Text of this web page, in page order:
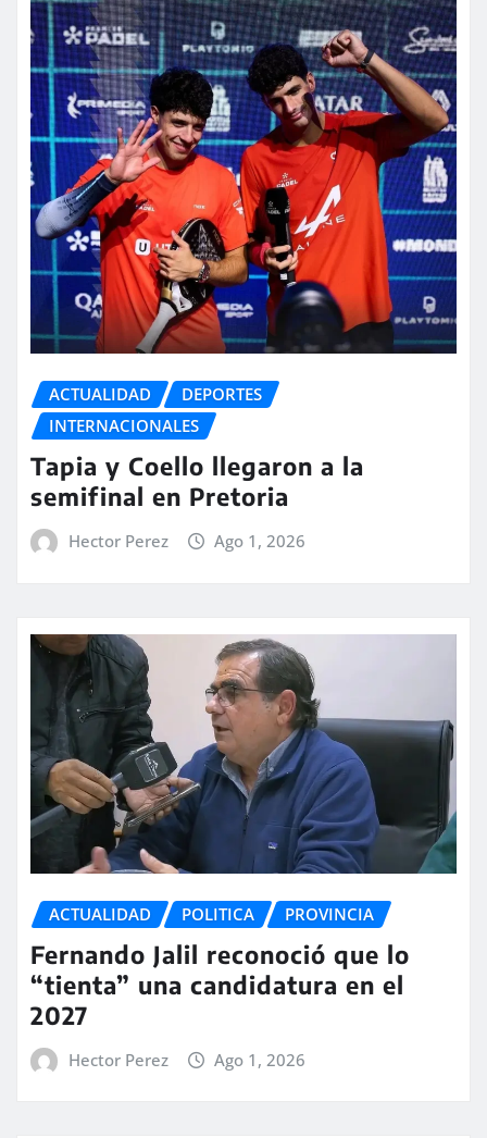
ACTUALIDAD
DEPORTES
INTERNACIONALES
Tapia y Coello llegaron a la
semifinal en Pretoria
Hector Perez Ago 1, 2026
ACTUALIDAD POLITICA PROVINCIA
Fernando Jalil reconoció que lo
“tienta” una candidatura en el
2027
Hector Perez Ago 1, 2026